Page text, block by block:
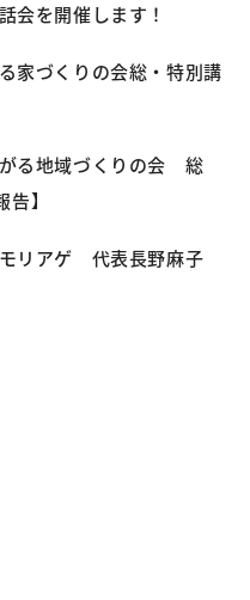
会を開催します！
家づくりの会総・特別講
る地域づくりの会 総
】
リアゲ 代表長野麻子